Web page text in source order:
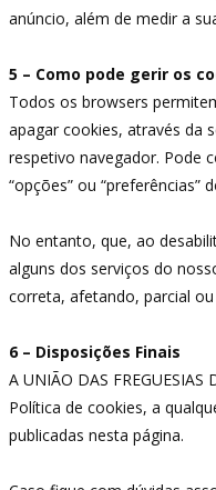
anúncio, além de medir a
5 – Como pode gerir os
Todos os browsers
apagar cookies, através da
respetivo navegador. Pode
“opções” ou “preferências”
No entanto, que, ao
alguns dos serviços do
correta, afetando, parcial
6 – Disposições Finais
A UNIÃO DAS
Política de cookies, a
publicadas nesta página.